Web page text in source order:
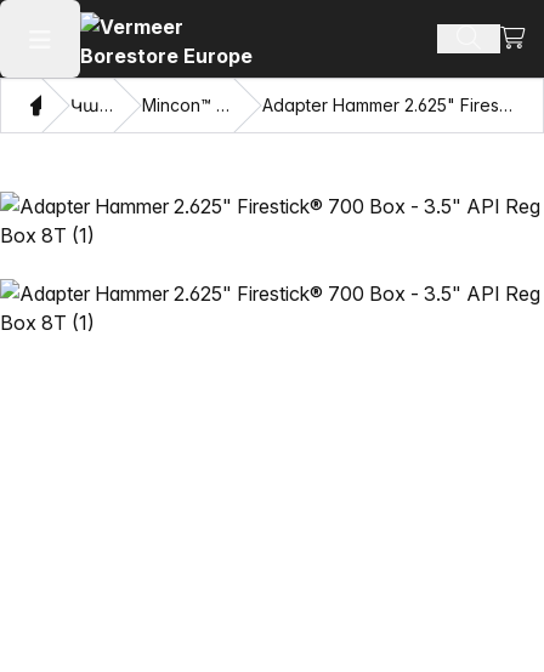
Բաց հիմնական մենյու
Տուն Կատալոգ Mincon™ HDD Hammers Adapter Hammer 2.625" Firestick® 700 Box - 3.5" API Reg Box 8T